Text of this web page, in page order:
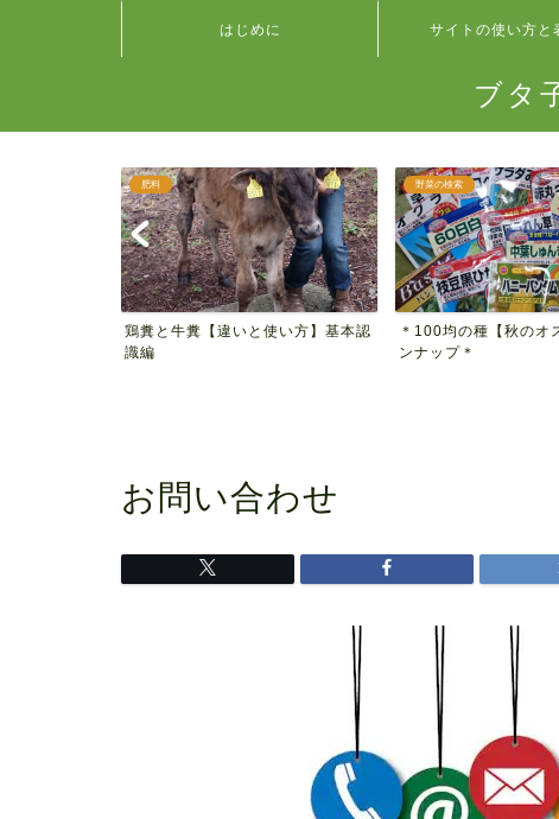
はじめに サイトの使い方と
ブタ
肥料
鶏糞と牛糞【違いと使い方】基本認
識編
野菜の検索
＊100均の種【秋のオ
ンナップ＊
お問い合わせ